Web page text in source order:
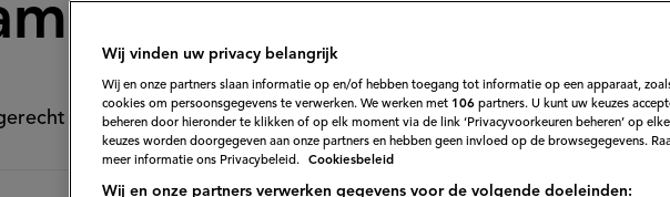
en
76
Beoordeel
recept
'Millefoglie
van
filodeeg,
chocolade,
en
maakte Carmela in aflevering 11 van The Chefs' Line Nederland.
Wij vinden uw privacy belangrijk
Wij en onze partners slaan informatie op en/of hebben toegang tot informatie op een apparaat, zoals
cookies om persoonsgegevens te verwerken. We werken met 106 partners. U kunt uw keuzes
beheren door hieronder te klikken of op elk moment via de link ‘Privacyvoorkeuren beheren’ op
keuzes worden doorgegeven aan onze partners en hebben geen invloed op de browsegegevens.
meer informatie ons Privacybeleid.
Cookiesbeleid
Wij en onze partners verwerken gegevens voor de volgende doeleinden: